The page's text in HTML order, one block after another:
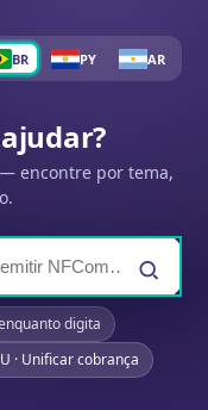
BR PY AR
encontre por tema,
digita
· Unificar cobrança